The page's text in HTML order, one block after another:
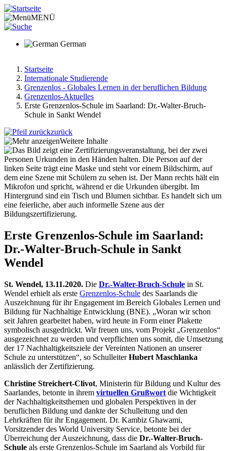
Direkt
zum
Inhalt
MENÜ
German
Pfadnavigation
Startseite
Internationale Studierende
Grenzenlos - Globales Lernen in der beruflichen Bildung
Grenzenlos-Aktuelles
Erste Grenzenlos-Schule im Saarland: Dr.-Walter-Bruch-
Schule in Sankt Wendel
zurück
Weitere Inhalte
Erste Grenzenlos-Schule im Saarland:
Dr.-Walter-Bruch-Schule in Sankt
Wendel
St. Wendel, 13.11.2020. Die Dr.-Walter-Bruch-Schule in St.
Wendel erhielt als erste Grenzenlos-Schule des Saarlands die
Auszeichnung für ihr Engagement im Bereich Globales Lernen und
Bildung für Nachhaltige Entwicklung (BNE). „Woran wir schon
seit Jahren gearbeitet haben, wird heute in Form einer Plakette
symbolisch ausgedrückt. Wir freuen uns, vom Projekt „Grenzenlos“
ausgezeichnet zu werden und verpflichten uns somit, die Umsetzung
der 17 Nachhaltigkeitsziele der Vereinten Nationen an unserer
Schule zu unterstützen“, so SchulleiterHubert Maschlanka
anlässlich der Zertifizierung.
Christine Streichert-Clivot, Ministerin für Bildung und Kultur des
Saarlandes, betonte in ihrem virtuellen Grußwort die Wichtigkeit
der Nachhaltigkeitsthemen und globalen Perspektiven in der
beruflichen Bildung und dankte der Schulleitung und den
Lehrkräften für ihr Engagement. Dr. Kambiz Ghawami,
Vorsitzender des World University Service, betonte bei der
Überreichung der Auszeichnung, dass die Dr.-Walter-Bruch-
Schule als erste Grenzenlos-Schule im Saarland als Vorbild für